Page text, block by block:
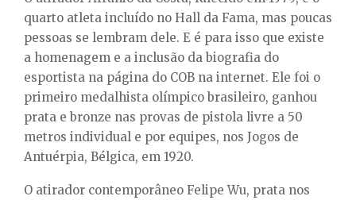
quarto atleta incluído no Hall da Fama, mas poucas
pessoas se lembram dele. E é para isso que existe
a homenagem e a inclusão da biografia do
esportista na página do COB na internet. Ele foi o
primeiro medalhista olímpico brasileiro, ganhou
prata e bronze nas provas de pistola livre a 50
metros individual e por equipes, nos Jogos de
Antuérpia, Bélgica, em 1920.
O atirador contemporâneo Felipe Wu, prata nos